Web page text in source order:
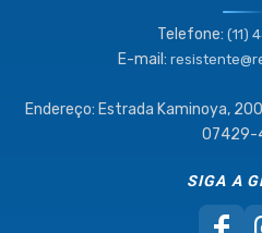
Telefone: (11)
E-mail:
Endereço: Estrada Kaminoya,
07429-
SIGA A